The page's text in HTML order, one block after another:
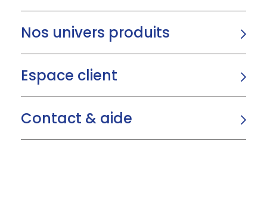
Nos univers produits
Espace client
Contact & aide